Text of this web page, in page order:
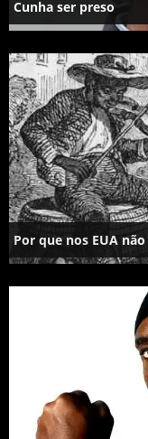
Cunha ser preso
Por que nos EUA